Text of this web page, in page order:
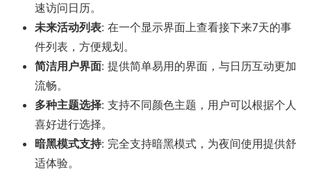
速访问日历。
未来活动列表: 在一个显示界面上查看接下来7天的事
件列表，方便规划。
简洁用户界面: 提供简单易用的界面，与日历互动更加
流畅。
多种主题选择: 支持不同颜色主题，用户可以根据个人
喜好进行选择。
暗黑模式支持: 完全支持暗黑模式，为夜间使用提供舒
适体验。